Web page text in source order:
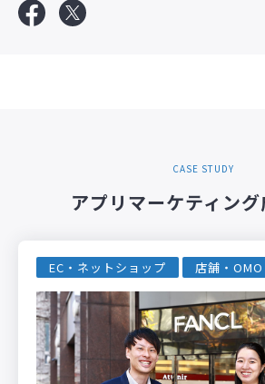
CASE STUDY
アプリマーケティン
EC・ネットショップ 店舗・OMO